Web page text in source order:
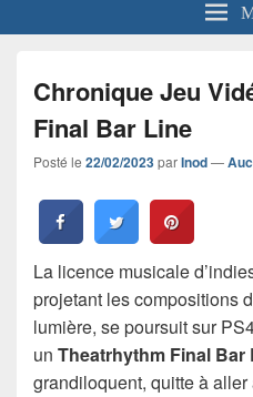
Chronique Jeu
Final Bar Line
Posté le 22/02/2023parInod—
La licence musicale
projetant les compositions
lumière, se poursuit sur
un Theatrhythm Final Bar
grandiloquent, quitte à aller